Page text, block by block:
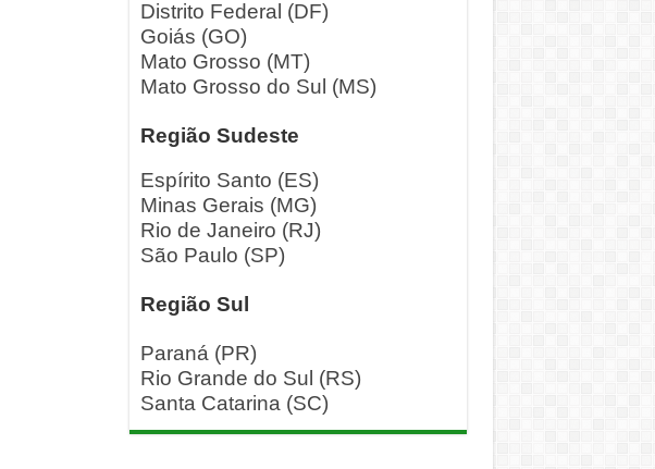
Distrito Federal (DF)
Goiás (GO)
Mato Grosso (MT)
Mato Grosso do Sul (MS)
Região Sudeste
Espírito Santo (ES)
Minas Gerais (MG)
Rio de Janeiro (RJ)
São Paulo (SP)
Região Sul
Paraná (PR)
Rio Grande do Sul (RS)
Santa Catarina (SC)